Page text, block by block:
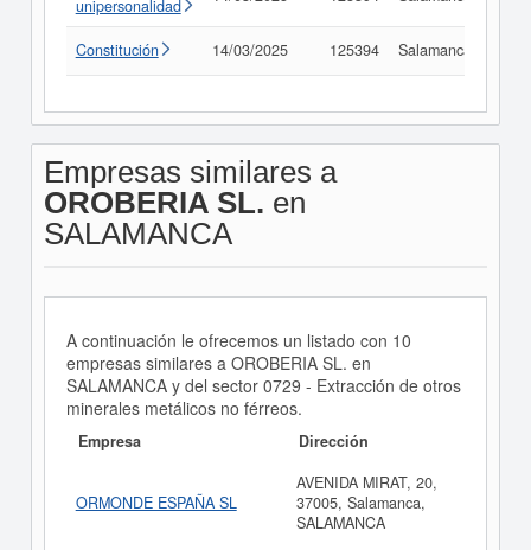
unipersonalidad
Constitución 14/03/2025 125394 Salamanca
Empresas similares a
OROBERIA SL. en
SALAMANCA
A continuación le ofrecemos un listado con 10
empresas similares a OROBERIA SL. en
SALAMANCA y del sector 0729 - Extracción de otros
minerales metálicos no férreos.
Empresa Dirección
ORMONDE ESPAÑA SL
AVENIDA MIRAT, 20,
37005, Salamanca,
SALAMANCA